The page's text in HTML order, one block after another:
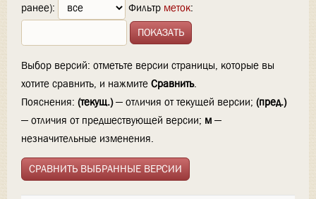
ранее):
Фильтр меток:
Выбор версий: отметьте версии страницы, которые вы
хотите сравнить, и нажмите Сравнить.
Пояснения: (текущ.)— отличия от текущей версии; (пред.)
— отличия от предшествующей версии; м —
незначительные изменения.